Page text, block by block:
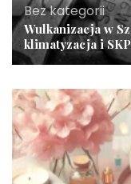
Bez kategorii
Wulkanizacja w
klimatyzacja i SKP